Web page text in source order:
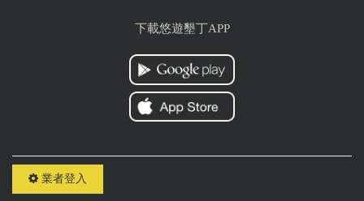
下載悠遊墾丁APP
業者登入